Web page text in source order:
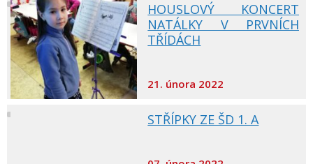
HOUSLOVÝ KONCERT
NATÁLKY V PRVNÍCH
TŘÍDÁCH
21. února 2022
STŘÍPKY ZE ŠD 1. A